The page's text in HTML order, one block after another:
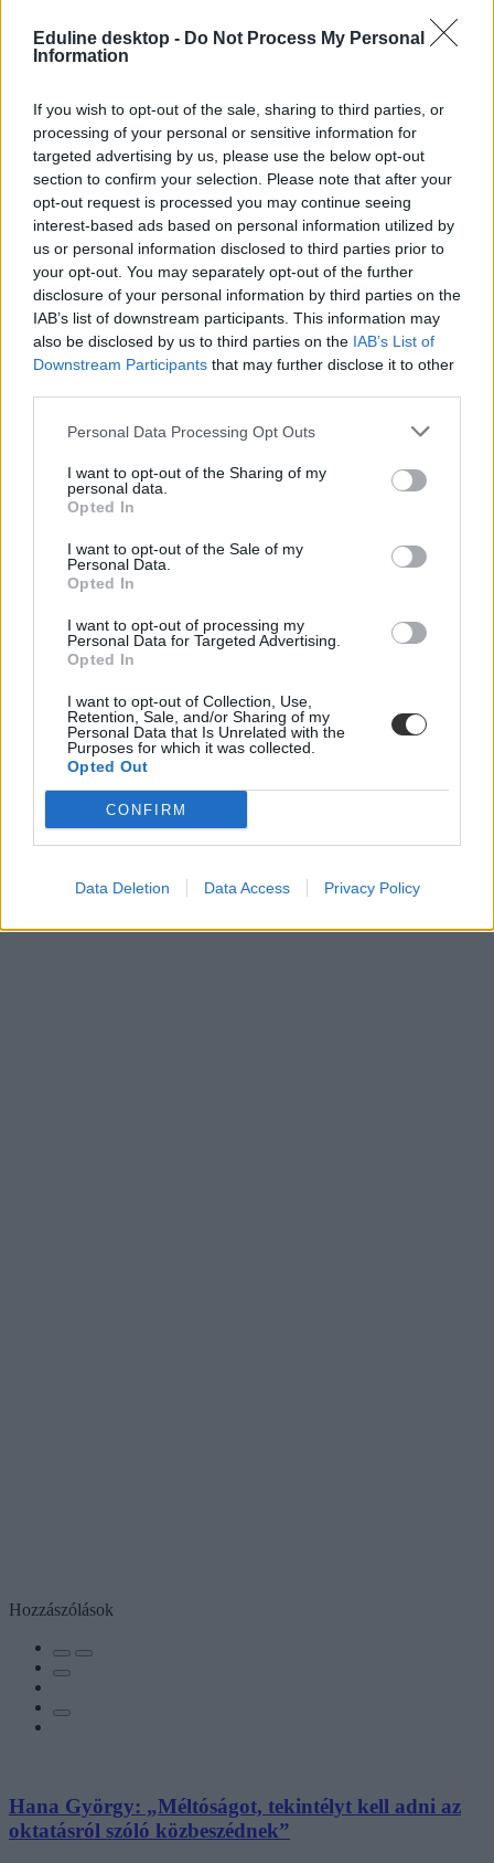
Eduline desktop - Do Not Process My Personal
Information
If you wish to opt-out of the sale, sharing to third parties, or
processing of your personal or sensitive information for
targeted advertising by us, please use the below opt-out
section to confirm your selection. Please note that after your
opt-out request is processed you may continue seeing
interest-based ads based on personal information utilized by
us or personal information disclosed to third parties prior to
your opt-out. You may separately opt-out of the further
disclosure of your personal information by third parties on the
IAB’s list of downstream participants. This information may
also be disclosed by us to third parties on the IAB’s List of
Downstream Participants that may further disclose it to other
Personal Data Processing Opt Outs
I want to opt-out of the Sharing of my
personal data.
Opted In
I want to opt-out of the Sale of my
Personal Data.
Opted In
I want to opt-out of processing my
Personal Data for Targeted Advertising.
Opted In
I want to opt-out of Collection, Use,
Retention, Sale, and/or Sharing of my
Personal Data that Is Unrelated with the
Purposes for which it was collected.
Opted Out
CONFIRM
Data Deletion Data Access Privacy Policy
Mesterséges intelligencia
csalás
egyetemi vizsga
Hozzászólások
Hana György: „Méltóságot, tekintélyt kell adni az
oktatásról szóló közbeszédnek”